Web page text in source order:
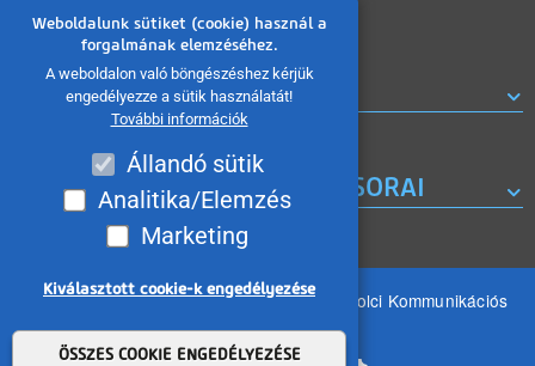
Weboldalunk sütiket (cookie) használ a
forgalmának elemzéséhez.
A weboldalon való böngészéshez kérjük
engedélyezze a sütik használatát!
További információk
Állandó sütik
Analitika/Elemzés
Marketing
Kiválasztott cookie-k engedélyezése
ÖSSZES COOKIE ENGEDÉLYEZÉSE
OLDALTÉRKÉP
ROVATOK
A MISKOLC TV KORÁBBI MŰSORAI
Minden jog fenntartva 2026 © MIKOM Miskolci Kommunikációs
Nonprofit Kft.